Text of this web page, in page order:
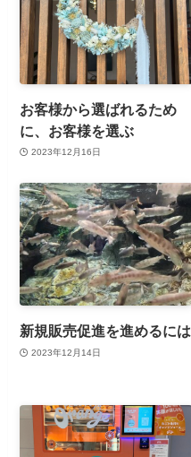
お客様から選ばれるため
に、お客様を選ぶ
2023年12月16日
新規販売促進を進めるには
2023年12月14日